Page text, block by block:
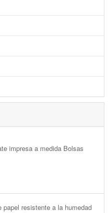
impresa a medida Bolsas
papel resistente a la humedad